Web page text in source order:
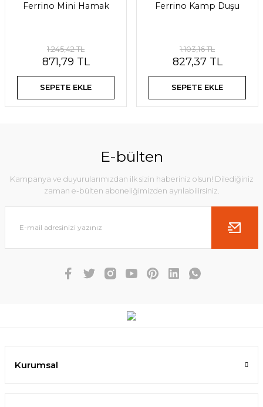
Ferrino Mini Hamak
1.245,42 TL
871,79 TL
SEPETE EKLE
Ferrino Kamp Duşu
1.103,16 TL
827,37 TL
SEPETE EKLE
E-bülten
Kampanya ve duyurularımızdan ilk sizin haberiniz olsun! Dilediğiniz
zaman e-bülten aboneliğimizden ayrılabilirsiniz.
Kurumsal